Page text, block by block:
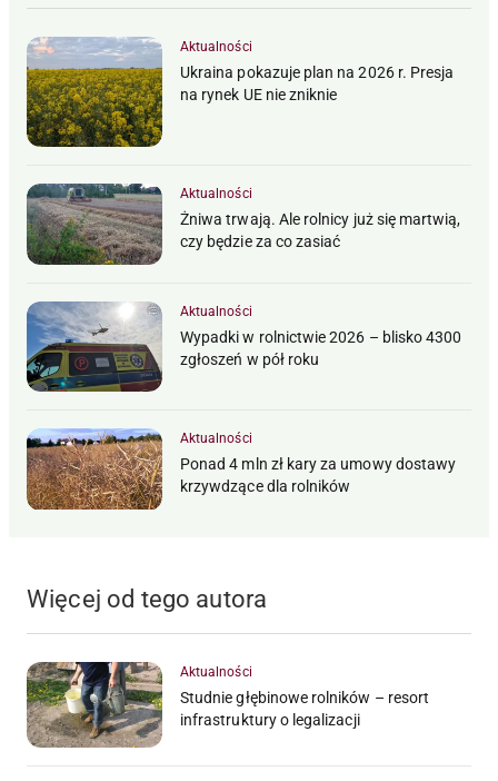
Aktualności
Ukraina pokazuje plan na 2026 r. Presja
na rynek UE nie zniknie
Aktualności
Żniwa trwają. Ale rolnicy już się martwią,
czy będzie za co zasiać
Aktualności
Wypadki w rolnictwie 2026 – blisko 4300
zgłoszeń w pół roku
Aktualności
Ponad 4 mln zł kary za umowy dostawy
krzywdzące dla rolników
Więcej od tego autora
Aktualności
Studnie głębinowe rolników – resort
infrastruktury o legalizacji